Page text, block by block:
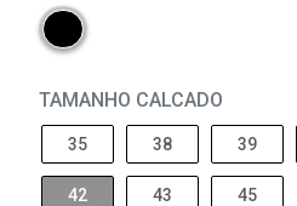
TAMANHO CALCADO
35 38 39
42 43 45